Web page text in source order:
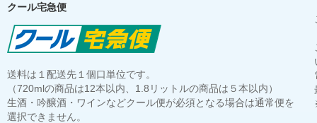
クール宅急便
送料は１配送先１個口単位です。
（720mlの商品は12本以内、1.8リットルの商品は５本以内）
生酒・吟醸酒・ワインなどクール便が必須となる場合は通常便を
選択できません。